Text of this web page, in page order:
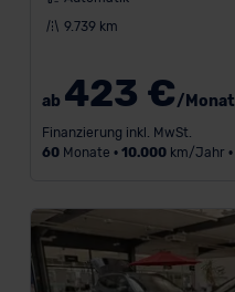
9.739 km
ab 423 €/Monat
Finanzierung inkl. MwSt.
60Monate • 10.000km/Jahr •